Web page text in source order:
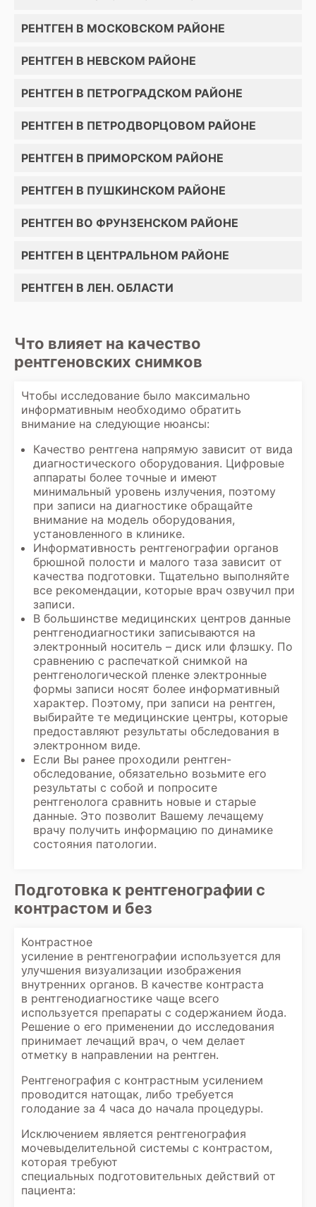
РЕНТГЕН В МОСКОВСКОМ РАЙОНЕ
РЕНТГЕН В НЕВСКОМ РАЙОНЕ
РЕНТГЕН В ПЕТРОГРАДСКОМ РАЙОНЕ
РЕНТГЕН В ПЕТРОДВОРЦОВОМ РАЙОНЕ
РЕНТГЕН В ПРИМОРСКОМ РАЙОНЕ
РЕНТГЕН В ПУШКИНСКОМ РАЙОНЕ
РЕНТГЕН ВО ФРУНЗЕНСКОМ РАЙОНЕ
РЕНТГЕН В ЦЕНТРАЛЬНОМ РАЙОНЕ
РЕНТГЕН В ЛЕН. ОБЛАСТИ
Что влияет на качество
рентгеновских снимков
Чтобы исследование было максимально
информативным необходимо обратить
внимание на следующие нюансы:
Качество рентгена напрямую зависит от вида
диагностического оборудования. Цифровые
аппараты более точные и имеют
минимальный уровень излучения, поэтому
при записи на диагностике обращайте
внимание на модель оборудования,
установленного в клинике.
Информативность рентгенографии органов
брюшной полости и малого таза зависит от
качества подготовки. Тщательно выполняйте
все рекомендации, которые врач озвучил при
записи.
В большинстве медицинских центров данные
рентгенодиагностики записываются на
электронный носитель – диск или флэшку. По
сравнению с распечаткой снимкой на
рентгенологической пленке электронные
формы записи носят более информативный
характер. Поэтому, при записи на рентген,
выбирайте те медицинские центры, которые
предоставляют результаты обследования в
электронном виде.
Если Вы ранее проходили рентген-
обследование, обязательно возьмите его
результаты с собой и попросите
рентгенолога сравнить новые и старые
данные. Это позволит Вашему лечащему
врачу получить информацию по динамике
состояния патологии.
Подготовка к рентгенографии с
контрастом и без
Контрастное
усиление в рентгенографии используется для
улучшения визуализации изображения
внутренних органов. В качестве контраста
в рентгенодиагностике чаще всего
используется препараты с содержанием йода.
Решение о его применении до исследования
принимает лечащий врач, о чем делает
отметку в направлении на рентген.
Рентгенография с контрастным усилением
проводится натощак, либо требуется
голодание за 4 часа до начала процедуры.
Исключением является рентгенография
мочевыделительной системы с контрастом,
которая требуют
специальных подготовительных действий от
пациента: